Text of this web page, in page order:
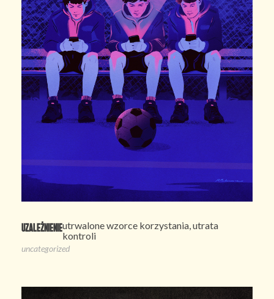
Uzależnienieutrwalone wzorce korzystania, utrata
kontroli
uncategorized